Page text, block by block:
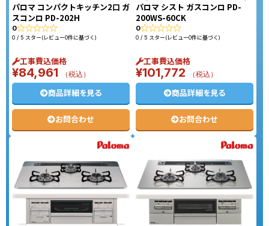
パロマ コンパクトキッチン2口 ガ
スコンロ PD-202H
0
0 / 5 スター(レビュー0件に基づく)
工事費込価格
¥84,961 （税込）
商品詳細を見る
お問合わせ
パロマ シスト ガスコンロ PD-
200WS-60CK
0
0 / 5 スター(レビュー0件に基づく)
工事費込価格
¥101,772 （税込）
商品詳細を見る
お問合わせ